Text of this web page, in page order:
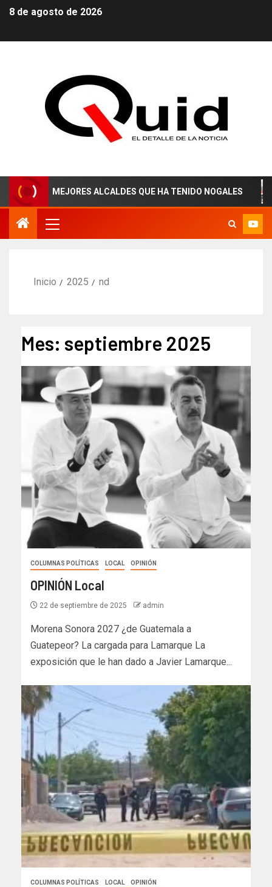
8 de agosto de 2026
MEJORES ALCALDES QUE HA TENIDO NOGALES
Inicio 2025 nd
Mes: septiembre 2025
COLUMNAS POLÍTICAS LOCAL OPINIÓN
OPINIÓN Local
22 de septiembre de 2025 admin
Morena Sonora 2027 ¿de Guatemala a
Guatepeor? La cargada para Lamarque La
exposición que le han dado a Javier Lamarque...
COLUMNAS POLÍTICAS LOCAL OPINIÓN